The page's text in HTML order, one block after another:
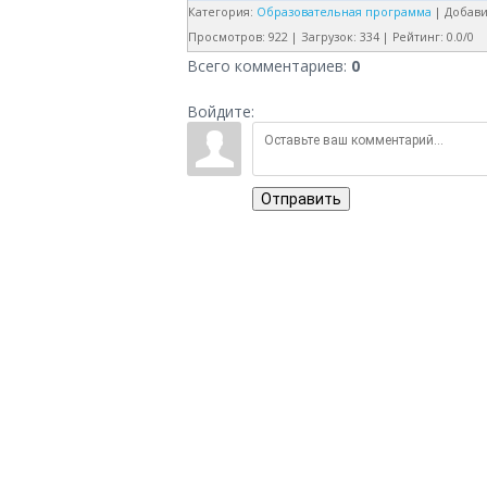
Категория: Образовательная программа |
Просмотров: 922 | Загрузок: 334 | Рейтинг: 0.0/0
Всего комментариев: 0
Войдите:
Отправить